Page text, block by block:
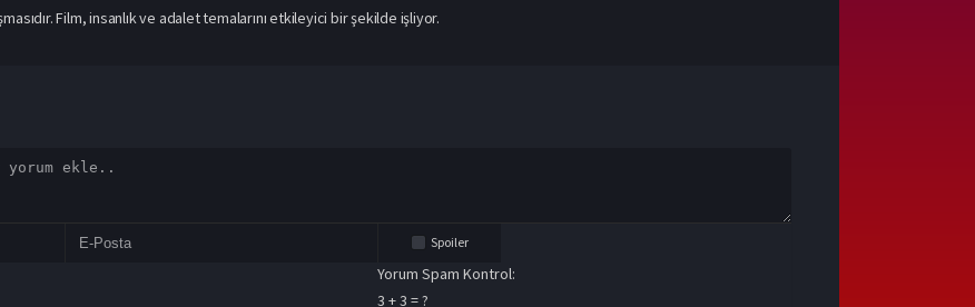
Film, insanlık ve adalet temalarını etkileyici bir şekilde işliyor.
Spoiler
Yorum Spam Kontrol:
3 + 3 = ?